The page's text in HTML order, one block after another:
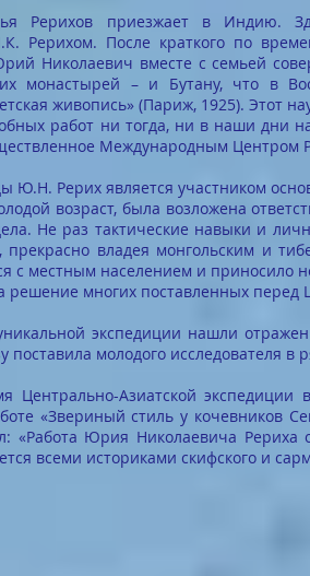
Рерихов приезжает в Индию.
Рерихом. После краткого по
Николаевич вместе с семьей
монастырей – и Бутану, что в
живопись» (Париж, 1925). Этот
работ ни тогда, ни в наши дни
Международным Центром
Ю.Н. Рерих является участником
возраст, была возложена
Не раз тактические навыки и
прекрасно владея монгольским и
с местным населением и приносило
многих поставленных перед
экспедиции нашли
поставила молодого исследователя
Центрально-Азиатской
«Звериный стиль у кочевников
«Работа Юрия Николаевича Рериха
всеми историками скифского и